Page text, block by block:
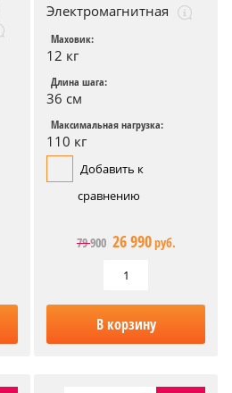
Электромагнитная
Маховик:
12 кг
Длина шага:
36 см
Максимальная нагрузка:
110 кг
Добавить к
сравнению
79 900 26 990руб.
В корзину